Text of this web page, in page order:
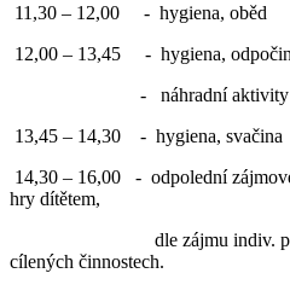
11,30 – 12,00 - hygiena, oběd
12,00 – 13,45 - hygiena,
- náhradní aktivity (u
13,45 – 14,30 - hygiena, svačina
14,30 – 16,00 - odpolední
hry dítětem,
dle zájmu indiv.
cílených činnostech.